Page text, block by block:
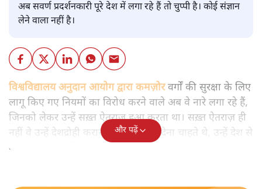
अब सवर्ण प्रदर्शनकारी पूरे देश में लगा रहे हैं तो चुप्पी है। कोई संज्ञान
लेने वाला नहीं है।
विश्वविद्यालय अनुदान आयोग द्वारा कमज़ोरवर्गों की सुरक्षा के लिए
लागू किए गए नियमों का विरोध करने वाले अब वे नारे लगा रहे हैं,
जिनको लेकर उन्हें सख़्त ऐतराज़ हुआ करता था। सख़्त ऐतराज़ ही
नहीं वे उन्हें देशद्रोही करार देकर जेल भेज देना चाहते थे, उन्हें देश से
बाहर चले जाने को कह रहे थे।
और पढ़ें